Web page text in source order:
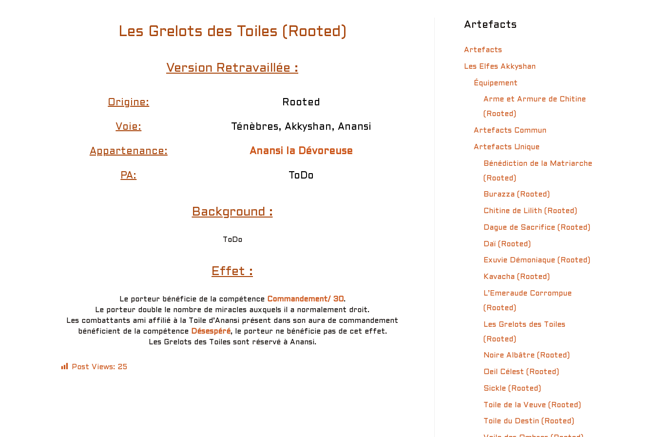
Les Grelots des Toiles (Rooted)
Version Retravaillée :
Origine:
Voie:
Appartenance:
PA:
Rooted
Ténèbres, Akkyshan, Anansi
Anansi la Dévoreuse
ToDo
Background :
ToDo
Effet :
Le porteur bénéficie de la compétence Commandement/ 30.
Le porteur double le nombre de miracles auxquels il a normalement droit.
Les combattants ami affilié à la Toile d’Anansi présent dans son aura de commandement
bénéficient de la compétence Désespéré, le porteur ne bénéficie pas de cet effet.
Les Grelots des Toiles sont réservé à Anansi.
Post Views: 25
Artefacts
Artefacts
Les Elfes Akkyshan
Équipement
Arme et Armure de Chitine
(Rooted)
Artefacts Commun
Artefacts Unique
Bénédiction de la Matriarche
(Rooted)
Burazza (Rooted)
Chitine de Lilith (Rooted)
Dague de Sacrifice (Rooted)
Daï (Rooted)
Exuvie Démoniaque (Rooted)
Kavacha (Rooted)
L’Emeraude Corrompue
(Rooted)
Les Grelots des Toiles
(Rooted)
Noire Albâtre (Rooted)
Oeil Célest (Rooted)
Sickle (Rooted)
Toile de la Veuve (Rooted)
Toile du Destin (Rooted)